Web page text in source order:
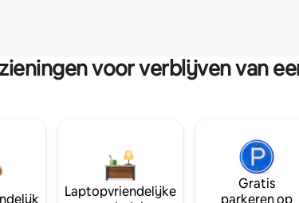
voor verblijven van
Laptopvriendelijke
Gratis
parkeren op